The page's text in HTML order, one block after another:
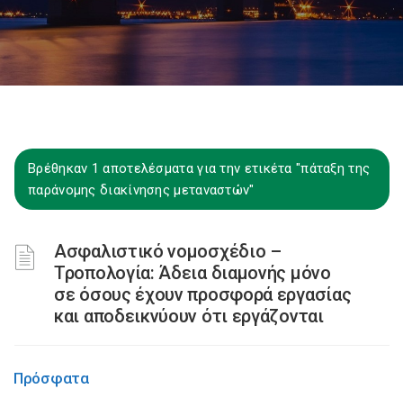
Βρέθηκαν 1 αποτελέσματα για την ετικέτα "πάταξη της
παράνομης διακίνησης μεταναστών"
Ασφαλιστικό νομοσχέδιο –
Τροπολογία: Άδεια διαμονής μόνο
σε όσους έχουν προσφορά εργασίας
και αποδεικνύουν ότι εργάζονται
Πρόσφατα